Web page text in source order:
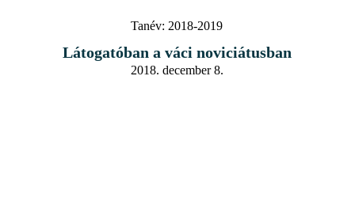
Tanév: 2018-2019
Látogatóban a váci noviciátusban
2018. december 8.